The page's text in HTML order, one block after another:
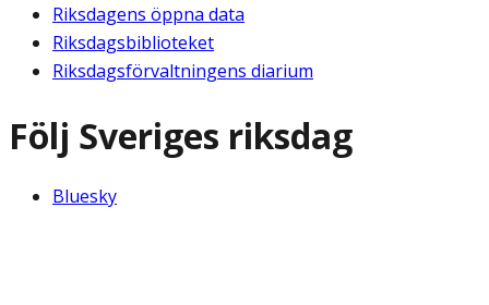
Riksdagens öppna data
Riksdagsbiblioteket
Riksdagsförvaltningens diarium
Följ Sveriges riksdag
Bluesky